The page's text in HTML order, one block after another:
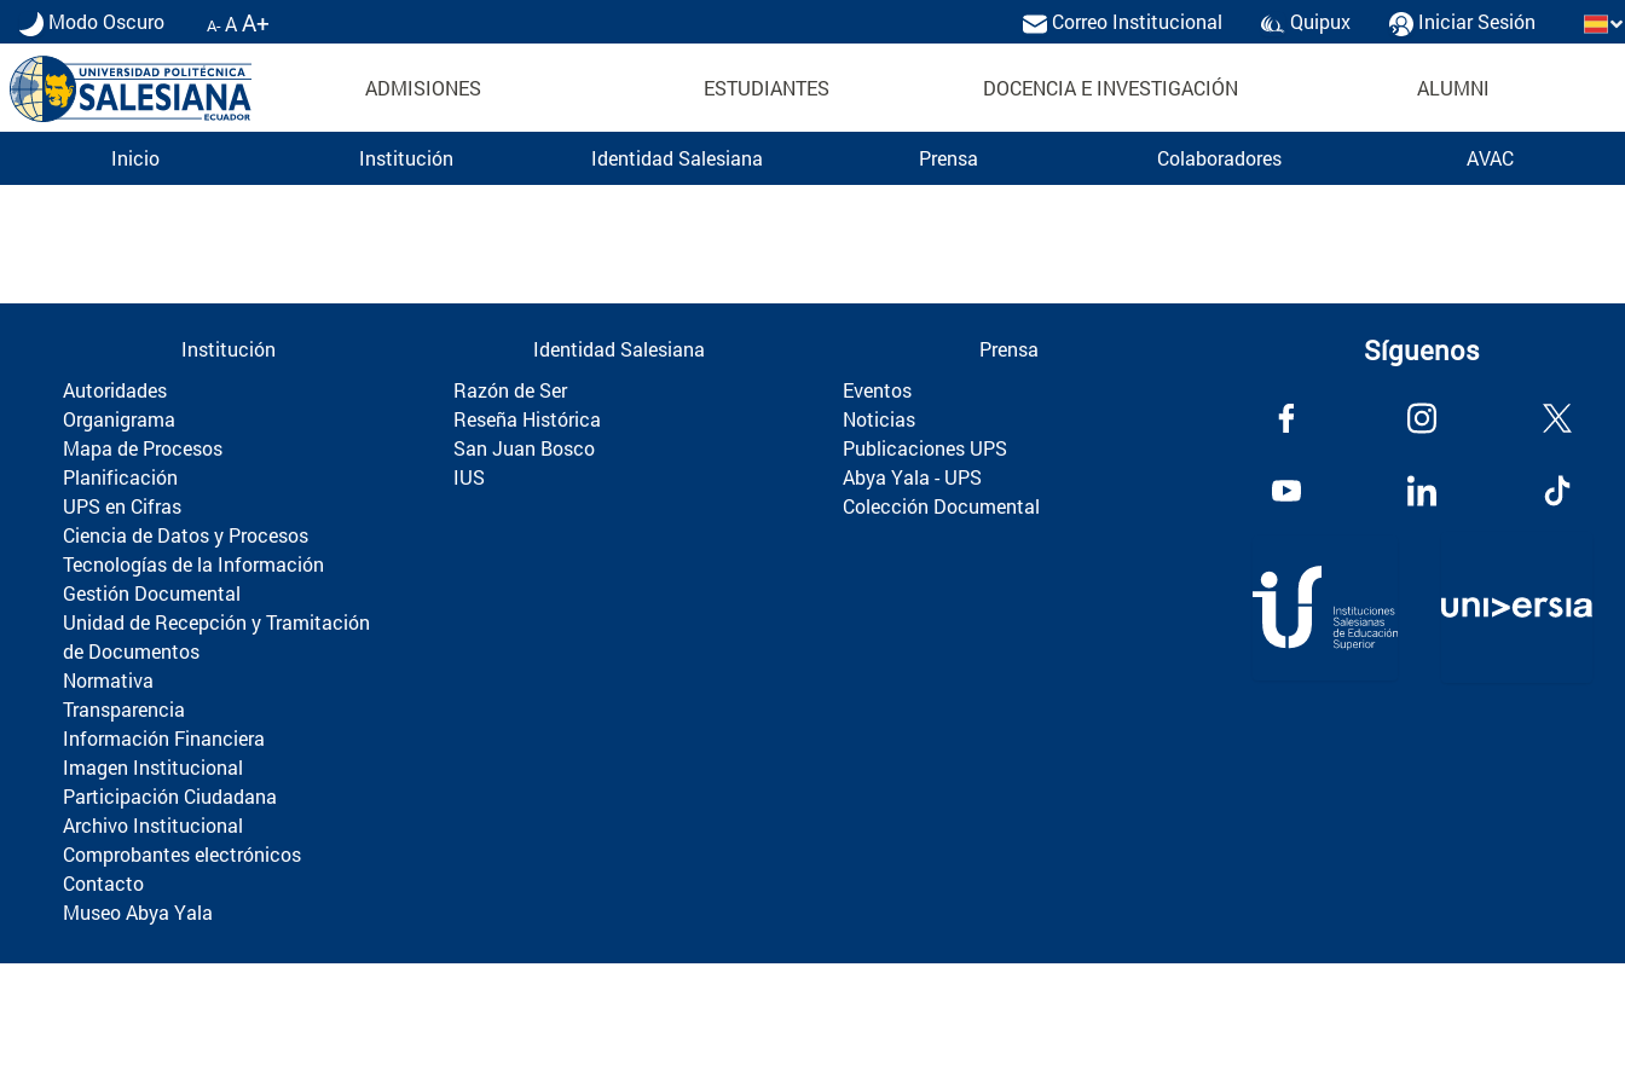
Modo Oscuro A-AA+ Correo Institucional Quipux Iniciar Sesión
ADMISIONES ESTUDIANTES DOCENCIA E INVESTIGACIÓN ALUMNI
Inicio Institución Identidad Salesiana Prensa Colaboradores AVAC
Información para Graduados UPS | Universidad Politécnica
Institución
Autoridades
Organigrama
Mapa de Procesos
Planificación
UPS en Cifras
Ciencia de Datos y Procesos
Tecnologías de la Información
Gestión Documental
Unidad de Recepción y Tramitación
de Documentos
Normativa
Transparencia
Información Financiera
Imagen Institucional
Participación Ciudadana
Archivo Institucional
Comprobantes electrónicos
Contacto
Museo Abya Yala
Identidad Salesiana
Razón de Ser
Reseña Histórica
San Juan Bosco
IUS
Prensa
Eventos
Noticias
Publicaciones UPS
Abya Yala - UPS
Colección Documental
Síguenos